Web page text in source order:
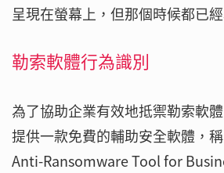
呈現在螢幕上，但那個時候都已
勒索軟體行為識別
為了協助企業有效地抵禦勒索軟
提供一款免費的輔助安全軟體，
Anti-Ransomware Tool for